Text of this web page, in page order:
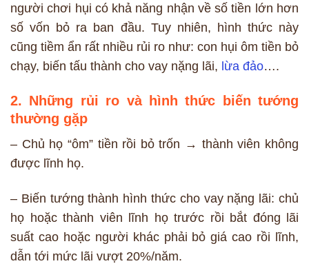
người chơi hụi có khả năng nhận về số tiền lớn hơn
số vốn bỏ ra ban đầu. Tuy nhiên, hình thức này
cũng tiềm ẩn rất nhiều rủi ro như: con hụi ôm tiền bỏ
chạy, biến tấu thành cho vay nặng lãi, lừa đảo….
2. Những rủi ro và hình thức biến tướng
thường gặp
– Chủ họ “ôm” tiền rồi bỏ trốn → thành viên không
được lĩnh họ.
– Biến tướng thành hình thức cho vay nặng lãi: chủ
họ hoặc thành viên lĩnh họ trước rồi bắt đóng lãi
suất cao hoặc người khác phải bỏ giá cao rồi lĩnh,
dẫn tới mức lãi vượt 20%/năm.